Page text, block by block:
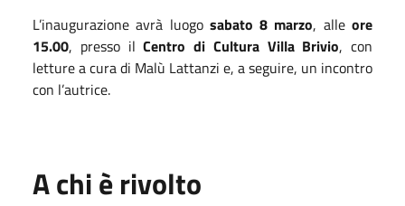
L’inaugurazione avrà luogo sabato 8 marzo, alleore
15.00, presso ilCentro di Cultura Villa Brivio, con
letture a cura di Malù Lattanzi e, a seguire, un incontro
con l’autrice.
A chi è rivolto